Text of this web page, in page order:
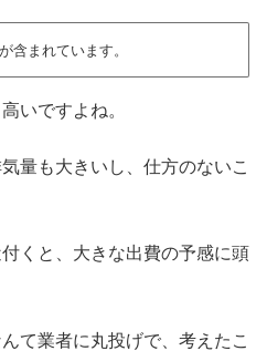
含まれています。
いですよね。
量も大きいし、仕方のないこ
くと、大きな出費の予感に頭
て業者に丸投げで、考えたこ